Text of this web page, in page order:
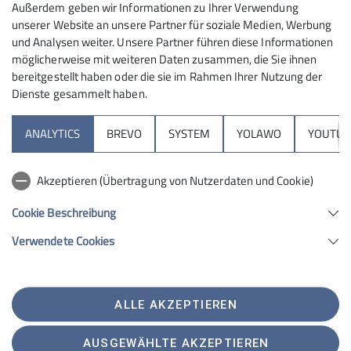
Programm
DAV
91126 Schwabach
Telefon +49912213885
Außerdem geben wir Informationen zu Ihrer Verwendung
unserer Website an unsere Partner für soziale Medien, Werbung
und Analysen weiter. Unsere Partner führen diese Informationen
möglicherweise mit weiteren Daten zusammen, die Sie ihnen
bereitgestellt haben oder die sie im Rahmen Ihrer Nutzung der
Dienste gesammelt haben.
ANALYTICS BREVO SYSTEM YOLAWO
Akzeptieren (Übertragung von Nutzerdaten und Cookie)
Cookie Beschreibung
Verwendete Cookies
ALLE AKZEPTIEREN
AUSGEWÄHLTE AKZEPTIEREN